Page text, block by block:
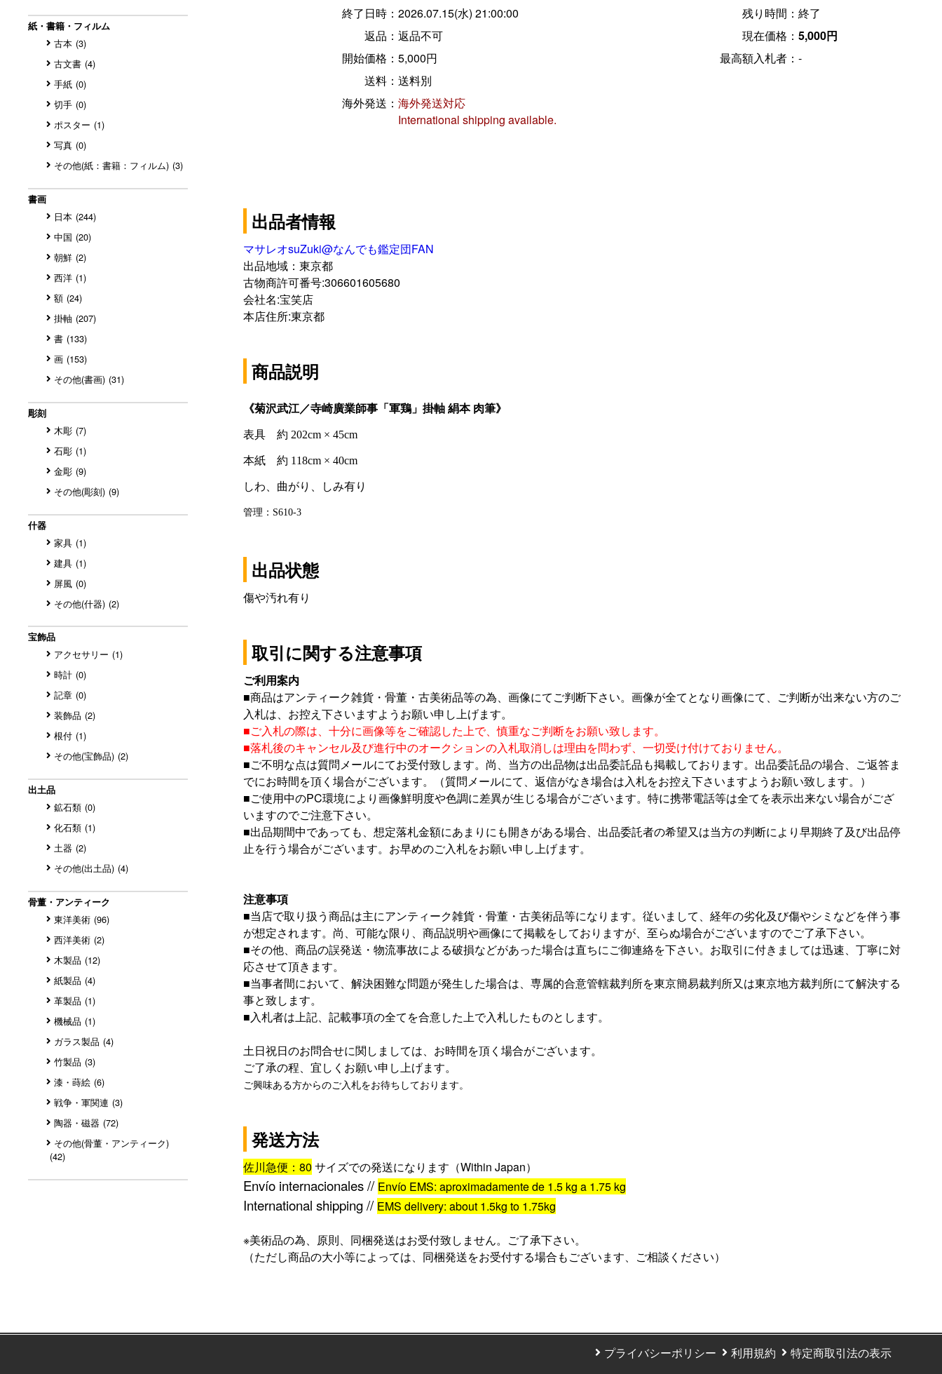
紙・書籍・フィルム
古本 (3)
古文書 (4)
手紙 (0)
切手 (0)
ポスター (1)
写真 (0)
その他(紙：書籍：フィルム) (3)
書画
日本 (244)
中国 (20)
朝鮮 (2)
西洋 (1)
額 (24)
掛軸 (207)
書 (133)
画 (153)
その他(書画) (31)
彫刻
木彫 (7)
石彫 (1)
金彫 (9)
その他(彫刻) (9)
什器
家具 (1)
建具 (1)
屏風 (0)
その他(什器) (2)
宝飾品
アクセサリー (1)
時計 (0)
記章 (0)
装飾品 (2)
根付 (1)
その他(宝飾品) (2)
出土品
鉱石類 (0)
化石類 (1)
土器 (2)
その他(出土品) (4)
骨董・アンティーク
東洋美術 (96)
西洋美術 (2)
木製品 (12)
紙製品 (4)
革製品 (1)
機械品 (1)
ガラス製品 (4)
竹製品 (3)
漆・蒔絵 (6)
戦争・軍関連 (3)
陶器・磁器 (72)
その他(骨董・アンティーク)
(42)
終了日時： 2026.07.15(水) 21:00:00
返品： 返品不可
開始価格： 5,000円
送料： 送料別
海外発送： 海外発送対応
International shipping available.
残り時間：終了
現在価格：5,000円
最高額入札者：-
出品者情報
マサレオsuZuki@なんでも鑑定団FAN
出品地域：東京都
古物商許可番号:306601605680
会社名:宝笑店
本店住所:東京都
商品説明
出品状態
傷や汚れ有り
取引に関する注意事項
ご利用案内
■商品はアンティーク雑貨・骨董・古美術品等の為、画像にてご判断下さい。画像が全てとなり画像にて、ご判断が出来ない方のご
入札は、お控え下さいますようお願い申し上げます。
■ご入札の際は、十分に画像等をご確認した上で、慎重なご判断をお願い致します。
■落札後のキャンセル及び進行中のオークションの入札取消しは理由を問わず、一切受け付けておりません。
■ご不明な点は質問メールにてお受付致します。尚、当方の出品物は出品委託品も掲載しております。出品委託品の場合、ご返答ま
でにお時間を頂く場合がございます。（質問メールにて、返信がなき場合は入札をお控え下さいますようお願い致します。）
■ご使用中のPC環境により画像鮮明度や色調に差異が生じる場合がございます。特に携帯電話等は全てを表示出来ない場合がござ
いますのでご注意下さい。
■出品期間中であっても、想定落札金額にあまりにも開きがある場合、出品委託者の希望又は当方の判断により早期終了及び出品停
止を行う場合がございます。お早めのご入札をお願い申し上げます。
注意事項
■当店で取り扱う商品は主にアンティーク雑貨・骨董・古美術品等になります。従いまして、経年の劣化及び傷やシミなどを伴う事
が想定されます。尚、可能な限り、商品説明や画像にて掲載をしておりますが、至らぬ場合がございますのでご了承下さい。
■その他、商品の誤発送・物流事故による破損などがあった場合は直ちにご御連絡を下さい。お取引に付きましては迅速、丁寧に対
応させて頂きます。
■当事者間において、解決困難な問題が発生した場合は、専属的合意管轄裁判所を東京簡易裁判所又は東京地方裁判所にて解決する
事と致します。
■入札者は上記、記載事項の全てを合意した上で入札したものとします。
土日祝日のお問合せに関しましては、お時間を頂く場合がございます。
ご了承の程、宜しくお願い申し上げます。
ご興味ある方からのご入札をお待ちしております。
発送方法
佐川急便：80 サイズでの発送になります（Within Japan）
Envío internacionales // Envío EMS: aproximadamente de 1.5 kg a 1.75kg
International shipping // EMS delivery: about 1.5kg to 1.75kg
※美術品の為、原則、同梱発送はお受付致しません。ご了承下さい。
（ただし商品の大小等によっては、同梱発送をお受付する場合もございます、ご相談ください）
プライバシーポリシー 利用規約 特定商取引法の表示